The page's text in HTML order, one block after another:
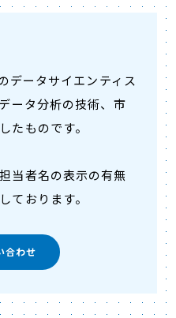
データサイエンティス
ータ分析の技術、市
たものです。
当者名の表示の有無
ております。
合わせ